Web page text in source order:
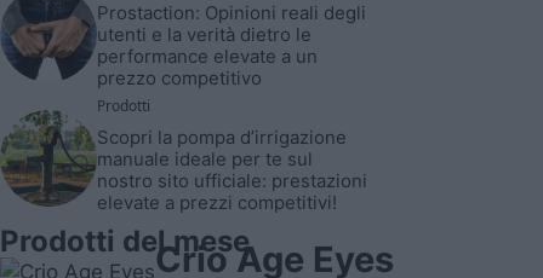
Prostaction: Opinioni reali degli
utenti e la verità dietro le
performance elevate a un
prezzo competitivo
Prodotti
Scopri la pompa d’irrigazione
manuale ideale per te sul
nostro sito ufficiale: prestazioni
elevate a prezzi competitivi!
Prodotti del meseCrio Age Eyes